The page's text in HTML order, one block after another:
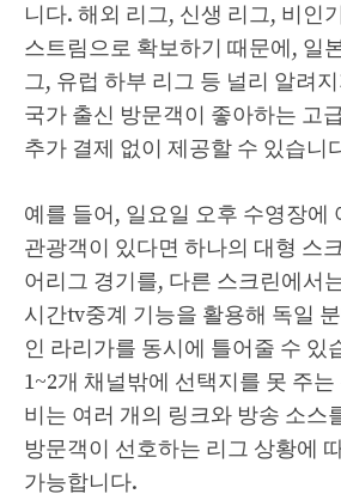
니다. 해외 리그, 신생 리그, 비인
스트림으로 확보하기 때문에, 일
그, 유럽 하부 리그 등 널리 알려
국가 출신 방문객이 좋아하는 고
추가 결제 없이 제공할 수 있습니
예를 들어, 일요일 오후 수영장에
관광객이 있다면 하나의 대형 스
어리그 경기를, 다른 스크린에서
시간tv중계 기능을 활용해 독일
인 라리가를 동시에 틀어줄 수 있
1~2개 채널밖에 선택지를 못 주
비는 여러 개의 링크와 방송 소스
방문객이 선호하는 리그 상황에
가능합니다.